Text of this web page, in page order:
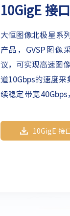
10GigE 接
大恒图像北极星系
产品，GVSP图像
议，可实现高速图
道10Gbps的速度
续稳定带宽
10GigE 接